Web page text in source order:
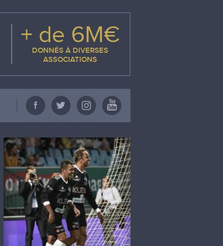
+ de 6M€
DONNÉS À DIVERSES
ASSOCIATIONS